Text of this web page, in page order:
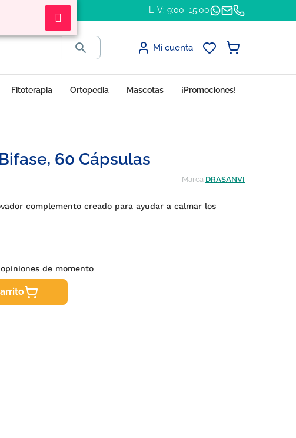
L–V: 9:00–15:00
 Mi cuenta
Fitoterapia Ortopedia Mascotas ¡Promociones!
60 Cápsulas
Marca DRASANVI
complemento creado para ayudar a calmar los
de momento